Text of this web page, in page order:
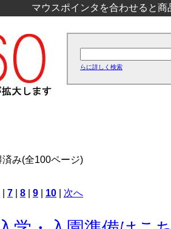
マウスポインタを合わせると
らに詳しく検索
み(全100ページ)
7 8 9 10 次へ